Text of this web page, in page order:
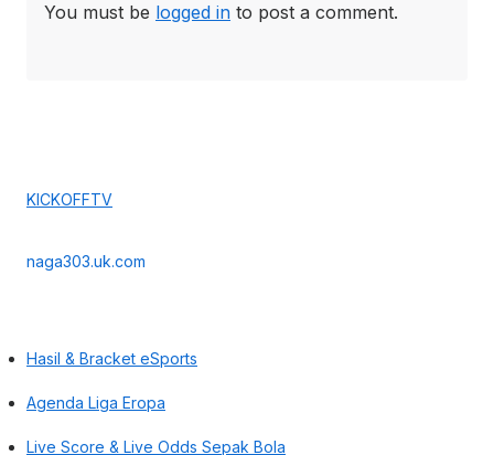
You must be logged in to post a comment.
KICKOFFTV
naga303.uk.com
Hasil & Bracket eSports
Agenda Liga Eropa
Live Score & Live Odds Sepak Bola